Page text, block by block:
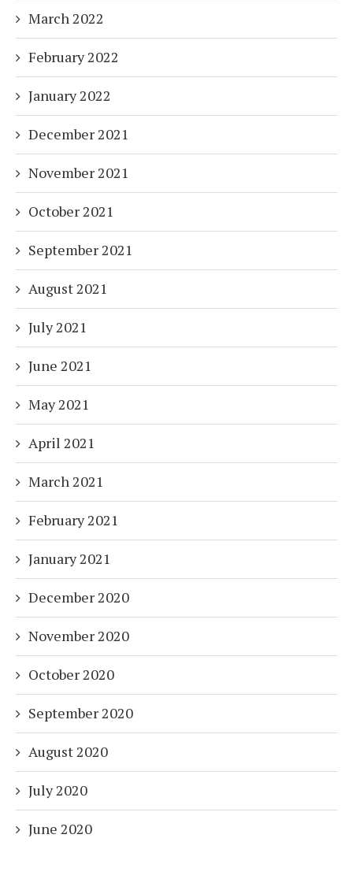
March 2022
February 2022
January 2022
December 2021
November 2021
October 2021
September 2021
August 2021
July 2021
June 2021
May 2021
April 2021
March 2021
February 2021
January 2021
December 2020
November 2020
October 2020
September 2020
August 2020
July 2020
June 2020